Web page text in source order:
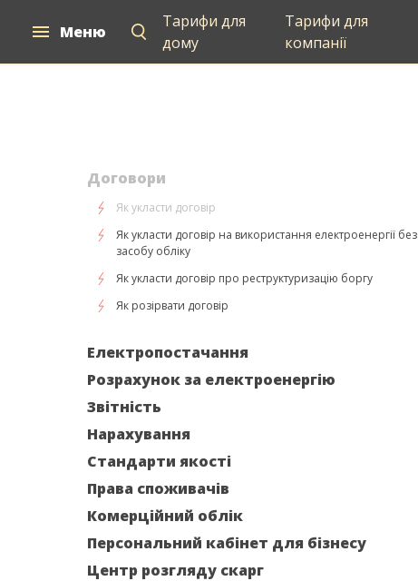
Меню
Тарифи для
дому
Тарифи для
компанії
Для дому Для компаній ВДЕ Сервіс
Договори
Як укласти договір
Як укласти договір на використання електроенергії без
засобу обліку
Як укласти договір про реструктуризацію боргу
Як розірвати договір
Електропостачання
Розрахунок за електроенергію
Звітність
Нарахування
Стандарти якості
Права споживачів
Комерційний облік
Персональний кабінет для бізнесу
Центр розгляду скарг